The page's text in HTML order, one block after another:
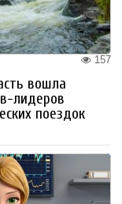
157
вошла
лидеров
поездок